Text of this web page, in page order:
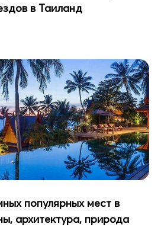
в Таиланд
популярных мест в
архитектура, природа